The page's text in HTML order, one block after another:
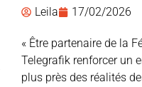
Leila 17/02/2026
« Être partenaire de la
Telegrafik renforcer un
plus près des réalités